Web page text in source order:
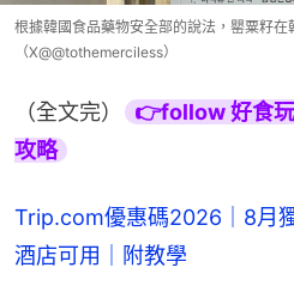
根據韓國食品藥物安全部的說法，罌粟籽在
（X@@tothemerciless）
（全文完）
👉follow 好食
攻略
Trip.com優惠碼2026｜8月
酒店可用｜附教學